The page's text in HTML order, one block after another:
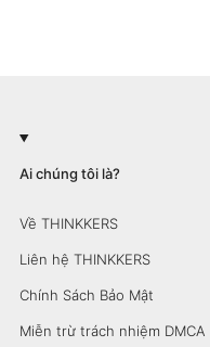
Ai chúng tôi là?
Về THINKKERS
Liên hệ THINKKERS
Chính Sách Bảo Mật
Miễn trừ trách nhiệm DMCA